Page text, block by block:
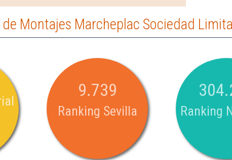
Montajes Marcheplac Sociedad
9.739
Ranking Sevilla Ranking